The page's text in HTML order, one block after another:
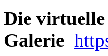
Die virtuelle
Galerie